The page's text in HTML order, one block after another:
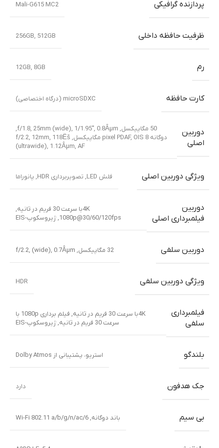
پردازنده گرافیکی Mali-G615 MC2
ظرفیت حافظه داخلی 256GB, 512GB
رم 12GB, 8GB
کارت حافظه microSDXC (درگاه اختصاصی)
دوربین
اصلی
50 مگاپیکسل, f/1.8, 25mm (wide), 1/1.95″, 0.8Âµm,
دوگانه pixel PDAF, OIS 8 مگاپیکسل, f/2.2, 12mm, 118Ëš
(ultrawide), 1.12Âµm, AF
ویژگی دوربین اصلی فلش LED, تصویربرداری HDR, پانوراما
دوربین
فیلمبرداری اصلی
4Kبا سرعت 30 فریم در ثانیه,
1080p@30/60/120fps, ژیروسکوپ-EIS
دوربین سلفی 32 مگاپیکسل, f/2.2, (wide), 0.7Âµm
ویژگی دوربین سلفی HDR
فیلمبرداری
سلفی
4Kبا سرعت 30 فریم در ثانیه, فیلم برداری 1080p با
سرعت 30 فریم در ثانیه, ژیروسکوپ-EIS
بلندگو استریو، پشتیبانی از Dolby Atmos
جک هدفون دارد
بی سیم باند دوگانه,
Wi-Fi 802.11 a/b/g/n/ac/6